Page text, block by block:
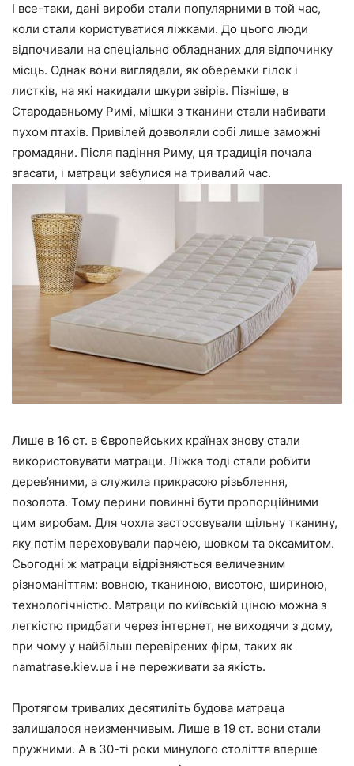
І все-таки, дані вироби стали популярними в той час,
коли стали користуватися ліжками. До цього люди
відпочивали на спеціально обладнаних для відпочинку
місць. Однак вони виглядали, як оберемки гілок і
листків, на які накидали шкури звірів. Пізніше, в
Стародавньому Римі, мішки з тканини стали набивати
пухом птахів. Привілей дозволяли собі лише заможні
громадяни. Після падіння Риму, ця традиція почала
згасати, і матраци забулися на тривалий час.
Лише в 16 ст. в Європейських країнах знову стали
використовувати матраци. Ліжка тоді стали робити
дерев’яними, а служила прикрасою різьблення,
позолота. Тому перини повинні бути пропорційними
цим виробам. Для чохла застосовували щільну тканину,
яку потім переховували парчею, шовком та оксамитом.
Сьогодні ж матраци відрізняються величезним
різноманіттям: вовною, тканиною, висотою, шириною,
технологічністю. Матраци по київській ціною можна з
легкістю придбати через інтернет, не виходячи з дому,
при чому у найбільш перевірених фірм, таких як
namatrase.kiev.ua і не переживати за якість.
Протягом тривалих десятиліть будова матраца
залишалося неизменчивым. Лише в 19 ст. вони стали
пружними. А в 30-ті роки минулого століття вперше